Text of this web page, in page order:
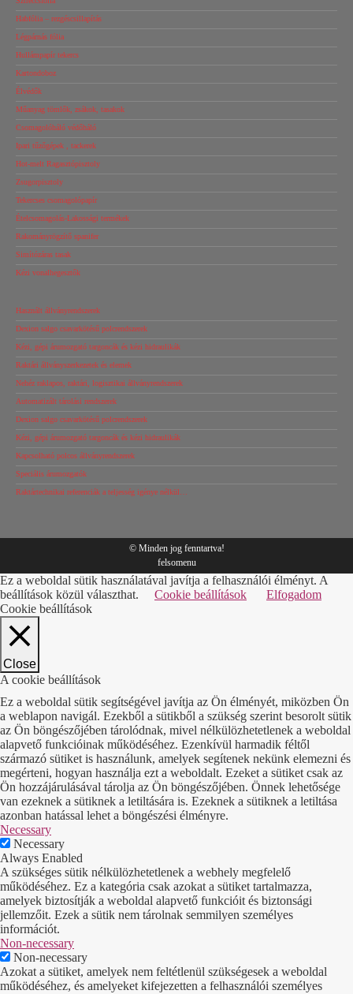
Habfólia – rezgéscsillapítás
Légpárnás fólia
Hullámpapír tekercs
Kartondoboz
Élvédők
Műanyag tömlők, zsákok, tasakok
Csomagolóháló védőháló
Ipari tűzőgépek , tackerek
Hot-melt Ragasztópisztoly
Zsugorpisztoly
Tekercses csomagolópapír
Ételcsomagolás-Lakossági termékek
Rakományrögzítő spanifer
Simítózáras tasak
Kézi vonalhegesztők
Használt állványrendszerek
Dexion salgo csavarkötésű polcrendszerek
Kézi, gépi árumozgató targoncák és kézi hidraulikák
Raktári állványszerkezetek és elemek
Nehéz raklapos, raktári, logisztikai állványrendszerek
Automatizált tárolási rendszerek
Dexion salgo csavarkötésű polcrendszerek
Kézi, gépi árumozgató targoncák és kézi hidraulikák
Kapcsolható polcos állványrendszerek
Speciális árumozgatók
Raktártechnikai referenciák a teljesség igénye nélkül…
© Minden jog fenntartva!
felsomenu
Ez a weboldal sütik használatával javítja a felhasználói élményt. A
beállítások közül választhat.
Cookie beállítások
Elfogadom
Cookie beállítások
Close
A cookie beállítások
Ez a weboldal sütik segítségével javítja az Ön élményét, miközben Ön
a weblapon navigál. Ezekből a sütikből a szükség szerint besorolt sütik
az Ön böngészőjében tárolódnak, mivel nélkülözhetetlenek a weboldal
alapvető funkcióinak működéséhez. Ezenkívül harmadik féltől
származó sütiket is használunk, amelyek segítenek nekünk elemezni és
megérteni, hogyan használja ezt a weboldalt. Ezeket a sütiket csak az
Ön hozzájárulásával tárolja az Ön böngészőjében. Önnek lehetősége
van ezeknek a sütiknek a letiltására is. Ezeknek a sütiknek a letiltása
azonban hatással lehet a böngészési élményre.
Necessary
Necessary
Always Enabled
A szükséges sütik nélkülözhetetlenek a webhely megfelelő
működéséhez. Ez a kategória csak azokat a sütiket tartalmazza,
amelyek biztosítják a weboldal alapvető funkcióit és biztonsági
jellemzőit. Ezek a sütik nem tárolnak semmilyen személyes
információt.
Non-necessary
Non-necessary
Azokat a sütiket, amelyek nem feltétlenül szükségesek a weboldal
működéséhez, és amelyeket kifejezetten a felhasználói személyes